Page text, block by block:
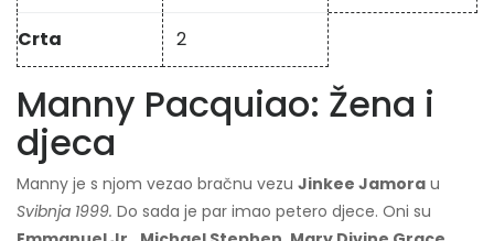
Crta 2
Manny Pacquiao: Žena i
djeca
Manny je s njom vezao bračnu vezu Jinkee Jamora u
Svibnja 1999. Do sada je par imao petero djece. Oni su